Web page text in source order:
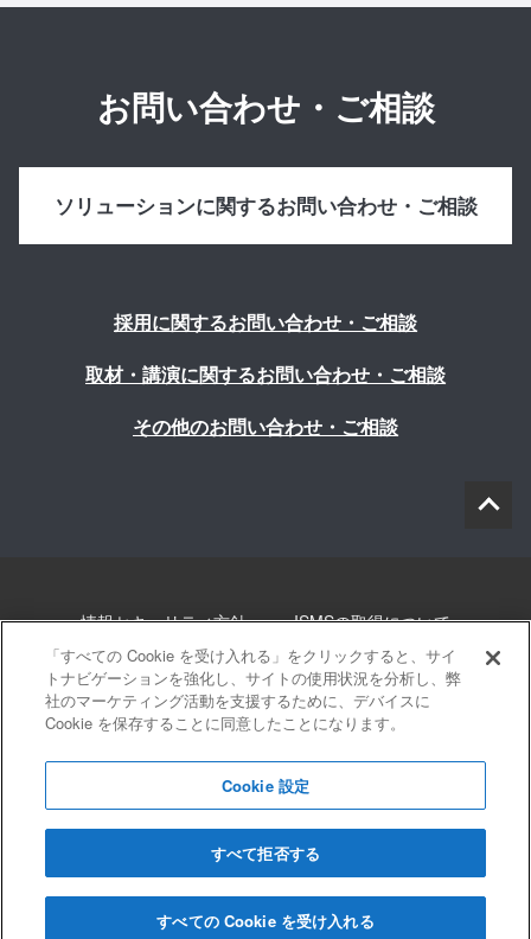
お問い合わせ・ご相談
ソリューションに関するお問い合わせ・ご相談
採用に関するお問い合わせ・ご相談
取材・講演に関するお問い合わせ・ご相談
その他のお問い合わせ・ご相談
情報セキュリティ方針 ISMSの取得について
個人情報について 勧誘方針 このサイトについて
サイトマップ
「すべての Cookie を受け入れる」をクリックすると、サイ
トナビゲーションを強化し、サイトの使用状況を分析し、弊
社のマーケティング活動を支援するために、デバイスに
Cookie を保存することに同意したことになります。
Cookie 設定
すべて拒否する
すべての Cookie を受け入れる